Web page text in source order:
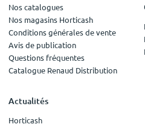
Nos catalogues
Nos magasins Horticash
Conditions générales de vente
Avis de publication
Questions fréquentes
Catalogue Renaud Distribution
Actualités
Horticash